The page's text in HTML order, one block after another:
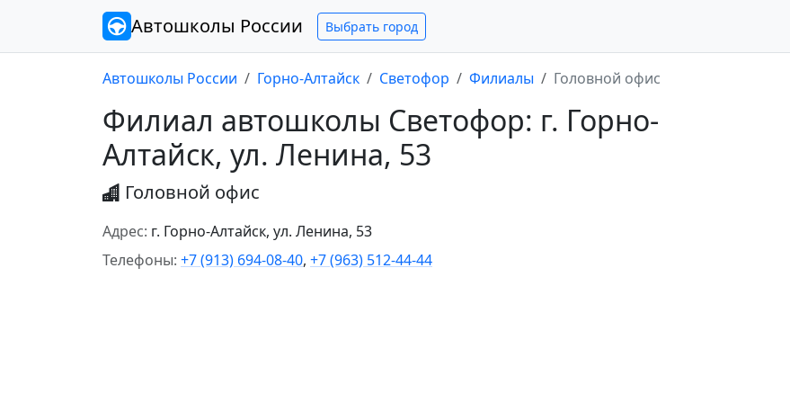
Автошколы России Выбрать город
Автошколы России Горно-Алтайск Светофор Филиалы Головной офис
Филиал автошколы Светофор: г. Горно-
Алтайск, ул. Ленина, 53
Головной офис
Адрес: г. Горно-Алтайск, ул. Ленина, 53
Телефоны: +7 (913) 694-08-40, +7 (963) 512-44-44